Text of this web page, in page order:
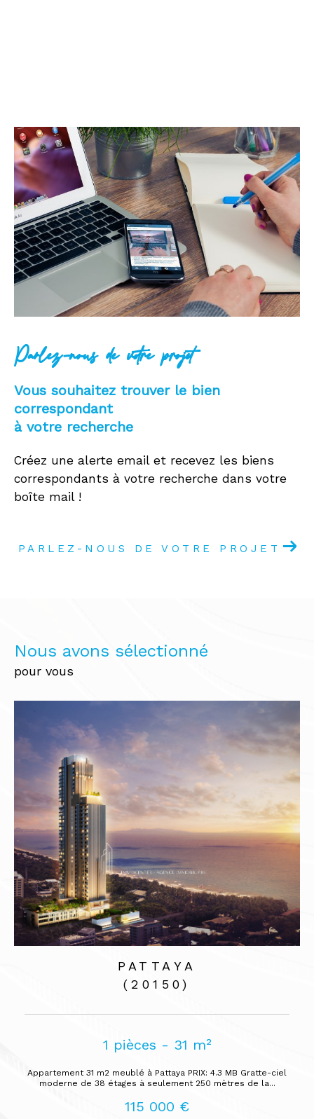
Parlez-nous de votre projet
Vous souhaitez trouver le bien
correspondant
à votre recherche
Créez une alerte email et recevez les biens
correspondants à votre recherche dans votre
boîte mail !
PARLEZ-NOUS DE VOTRE PROJET
Nous avons sélectionné
pour vous
PATTAYA
1 pièces - 31 m²
31 m2 meublé à Pattaya PRIX: 4.3 MB Gratte-ciel
de 38 étages à seulement 250 mètres de la...
Villa haut de
0, Plain-pied